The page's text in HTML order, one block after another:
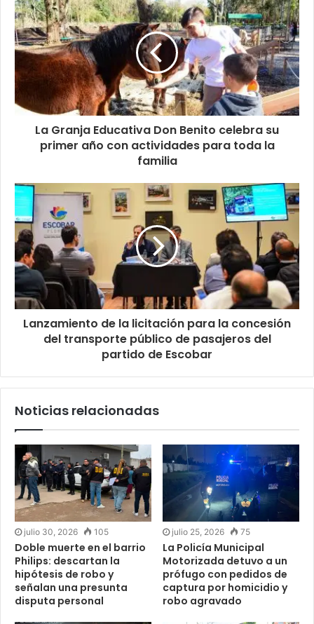
La Granja Educativa Don Benito celebra su
primer año con actividades para toda la
familia
Lanzamiento de la licitación para la concesión
del transporte público de pasajeros del
partido de Escobar
Noticias relacionadas
julio 30, 2026 105
Doble muerte en el barrio
Philips: descartan la
hipótesis de robo y
señalan una presunta
disputa personal
julio 25, 2026 75
La Policía Municipal
Motorizada detuvo a un
prófugo con pedidos de
captura por homicidio y
robo agravado